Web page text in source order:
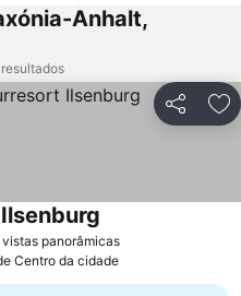
Anhalt,
Partilhar
panorâmicas
Centro da cidade